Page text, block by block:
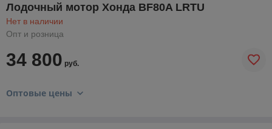
Лодочный мотор Хонда BF80A LRTU
Нет в наличии
Опт и розница
34 800 руб.
Оптовые цены